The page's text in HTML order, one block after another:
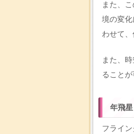
また、
境の変
わせて
また、
ることが
年飛星
フライ